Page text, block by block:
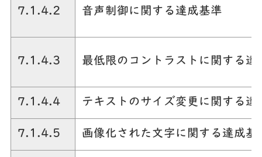
7.1.4.2 音声制御に関する達成基準
7.1.4.3 最低限のコントラストに関する達
7.1.4.4 テキストのサイズ変更に関する達
7.1.4.5 画像化された文字に関する達成基